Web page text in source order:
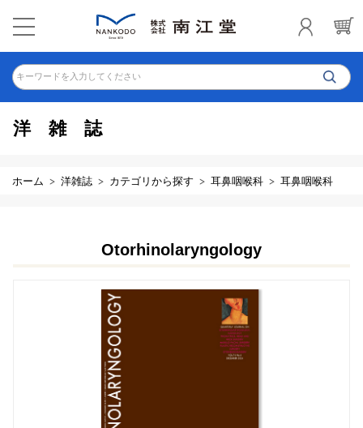
キーワードを入力してください
洋雑誌
ホーム 洋雑誌 カテゴリから探す 耳鼻咽喉科 耳鼻咽喉科
Otorhinolaryngology